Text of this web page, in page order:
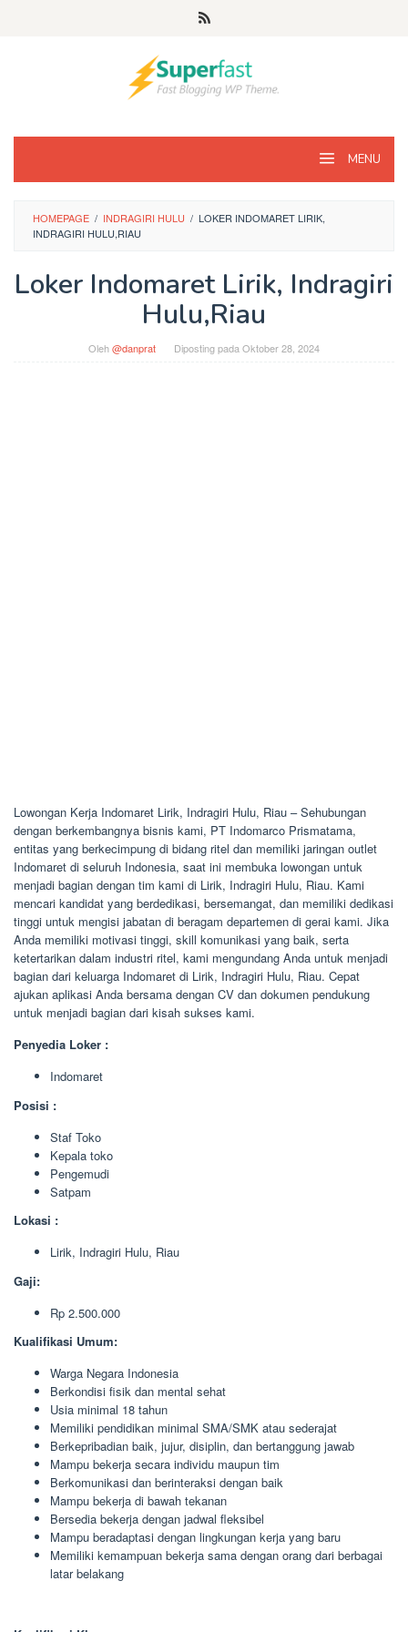
MENU
HOMEPAGE / INDRAGIRI HULU / LOKER INDOMARET LIRIK,
INDRAGIRI HULU,RIAU
Loker Indomaret Lirik, Indragiri
Hulu,Riau
Oleh@danprat Diposting pada Oktober 28, 2024
Lowongan Kerja Indomaret Lirik, Indragiri Hulu, Riau – Sehubungan
dengan berkembangnya bisnis kami, PT Indomarco Prismatama,
entitas yang berkecimpung di bidang ritel dan memiliki jaringan outlet
Indomaret di seluruh Indonesia, saat ini membuka lowongan untuk
menjadi bagian dengan tim kami di Lirik, Indragiri Hulu, Riau. Kami
mencari kandidat yang berdedikasi, bersemangat, dan memiliki dedikasi
tinggi untuk mengisi jabatan di beragam departemen di gerai kami. Jika
Anda memiliki motivasi tinggi, skill komunikasi yang baik, serta
ketertarikan dalam industri ritel, kami mengundang Anda untuk menjadi
bagian dari keluarga Indomaret di Lirik, Indragiri Hulu, Riau. Cepat
ajukan aplikasi Anda bersama dengan CV dan dokumen pendukung
untuk menjadi bagian dari kisah sukses kami.
Penyedia Loker :
Indomaret
Posisi :
Staf Toko
Kepala toko
Pengemudi
Satpam
Lokasi :
Lirik, Indragiri Hulu, Riau
Gaji:
Rp 2.500.000
Kualifikasi Umum:
Warga Negara Indonesia
Berkondisi fisik dan mental sehat
Usia minimal 18 tahun
Memiliki pendidikan minimal SMA/SMK atau sederajat
Berkepribadian baik, jujur, disiplin, dan bertanggung jawab
Mampu bekerja secara individu maupun tim
Berkomunikasi dan berinteraksi dengan baik
Mampu bekerja di bawah tekanan
Bersedia bekerja dengan jadwal fleksibel
Mampu beradaptasi dengan lingkungan kerja yang baru
Memiliki kemampuan bekerja sama dengan orang dari berbagai
latar belakang